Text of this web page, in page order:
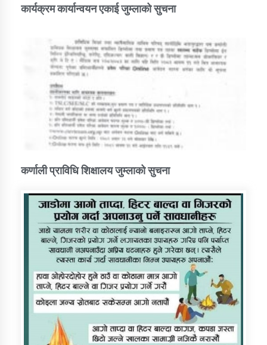
कार्यक्रम कार्यान्वयन एकाई जुम्लाको सुचना
कर्णाली प्राविधि शिक्षालय जुम्लाको सुचना